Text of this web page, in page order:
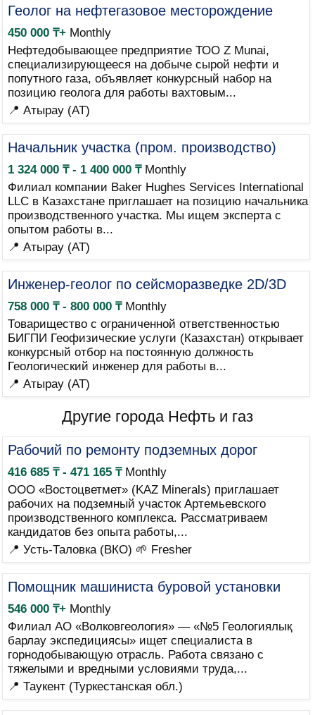
Геолог на нефтегазовое месторождение
450 000 ₸+Monthly
Нефтедобывающее предприятие ТОО Z Munai,
специализирующееся на добыче сырой нефти и
попутного газа, объявляет конкурсный набор на
позицию геолога для работы вахтовым...
📍 Атырау (AT)
Начальник участка (пром. производство)
1 324 000 ₸ - 1 400 000 ₸Monthly
Филиал компании Baker Hughes Services International
LLC в Казахстане приглашает на позицию начальника
производственного участка. Мы ищем эксперта с
опытом работы в...
📍 Атырау (AT)
Инженер-геолог по сейсморазведке 2D/3D
758 000 ₸ - 800 000 ₸Monthly
Товарищество с ограниченной ответственностью
БИГПИ Геофизические услуги (Казахстан) открывает
конкурсный отбор на постоянную должность
Геологический инженер для работы в...
📍 Атырау (AT)
Другие города Нефть и газ
Рабочий по ремонту подземных дорог
416 685 ₸ - 471 165 ₸Monthly
ООО «Востоцветмет» (KAZ Minerals) приглашает
рабочих на подземный участок Артемьевского
производственного комплекса. Рассматриваем
кандидатов без опыта работы,...
📍 Усть-Таловка (ВКО) 🌱 Fresher
Помощник машиниста буровой установки
546 000 ₸+Monthly
Филиал АО «Волковгеология» — «№5 Геологиялық
барлау экспедициясы» ищет специалиста в
горнодобывающую отрасль. Работа связано с
тяжелыми и вредными условиями труда,...
📍 Таукент (Туркестанская обл.)